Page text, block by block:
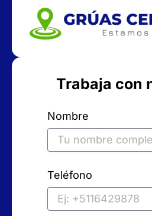
Trabaja con
Nombre
Teléfono